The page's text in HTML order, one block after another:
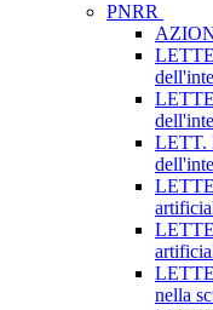
PNRR
LETT.
nella